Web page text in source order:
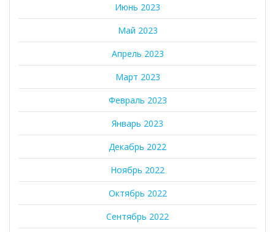
Июнь 2023
Май 2023
Апрель 2023
Март 2023
Февраль 2023
Январь 2023
Декабрь 2022
Ноябрь 2022
Октябрь 2022
Сентябрь 2022